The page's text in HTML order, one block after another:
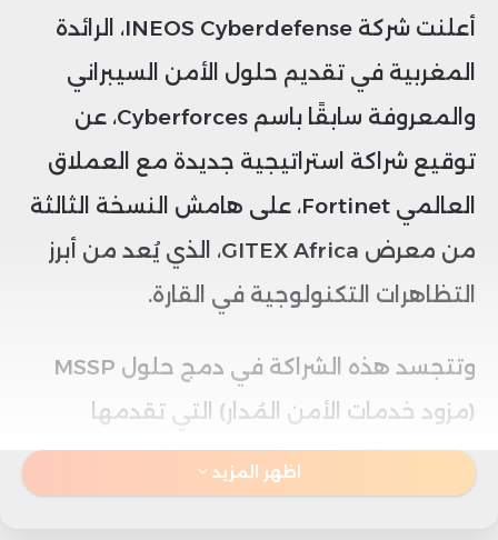
أعلنت شركة INEOS Cyberdefense، الرائدة
المغربية في تقديم حلول الأمن السيبراني
والمعروفة سابقًا باسم Cyberforces، عن
توقيع شراكة استراتيجية جديدة مع العملاق
العالمي Fortinet، على هامش النسخة الثالثة
من معرض GITEX Africa، الذي يُعد من أبرز
التظاهرات التكنولوجية في القارة.
وتتجسد هذه الشراكة في دمج حلول MSSP
(مزود خدمات الأمن المُدار) التي تقدمها
Fortinet ضمن منظومة حلول INEOS
Cyberdefense، بهدف تزويد المؤسسات
اظهر المزيد